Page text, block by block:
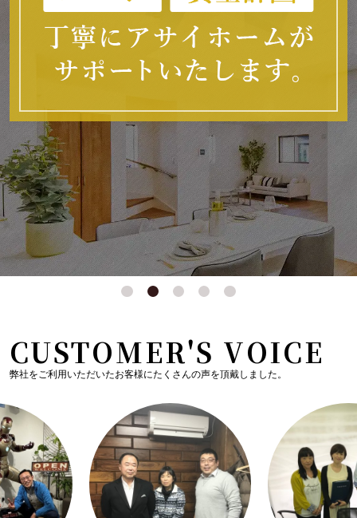
CUSTOMER'S VOICE
弊社をご利用いただいたお客様にたくさんの声を頂戴しました。